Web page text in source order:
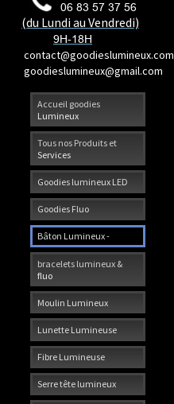
Accueil goodies
Lumineux
Tous nos Produits et
Services
Goodies lumineux LED
Goodies Fluo
Bâton Lumineux -
bracelets lumineux &
fluo
Moulin Lumineux
Lunette Lumineuse
Fibre Lumineuse
Serre tête lumineux
06 83 57 37 56
(du Lundi au Vendredi)
9H-18H
contact@goodieslumineux.com
goodieslumineux@gmail.com